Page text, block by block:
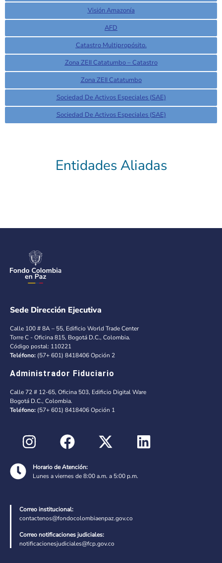
Visión Amazonía
AFD
Catastro Multipropósito.
Zona ZEII Catatumbo – Catastro
Zona ZEII Catatumbo
Sociedad De Activos Especiales (SAE)
Sociedad De Activos Especiales (SAE)
Entidades Aliadas
Sede Dirección Ejecutiva
Calle 100 # 8A – 55, Edificio World Trade Center
Torre C - Oficina 815, Bogotá D.C., Colombia.
Código postal: 110221
Teléfono: (57+ 601) 8418406 Opción 2
Administrador Fiduciario
Calle 72 # 12-65, Oficina 503, Edificio Digital Ware
Bogotá D.C., Colombia.
Teléfono: (57+ 601) 8418406 Opción 1
Horario de Atención:
Lunes a viernes de 8:00 a.m. a 5:00 p.m.
Correo institucional:
contactenos@fondocolombiaenpaz.gov.co
Correo notificaciones judiciales:
notificacionesjudiciales@fcp.gov.co